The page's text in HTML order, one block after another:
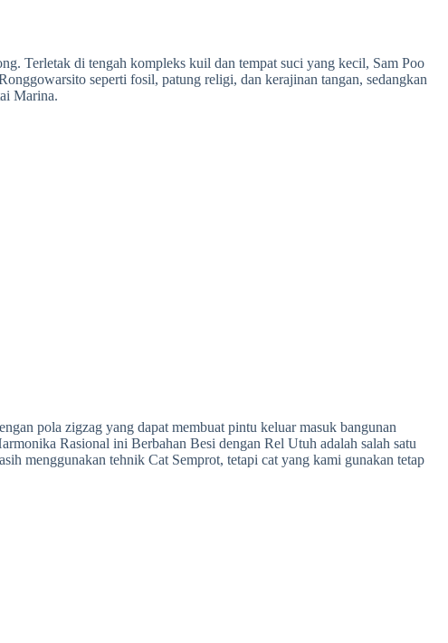
Terletak di tengah kompleks kuil dan tempat suci yang kecil, Sam Poo
seperti fosil, patung religi, dan kerajinan tangan, sedangkan
Marina.
pola zigzag yang dapat membuat pintu keluar masuk bangunan
Rasional ini Berbahan Besi dengan Rel Utuh adalah salah satu
menggunakan tehnik Cat Semprot, tetapi cat yang kami gunakan tetap